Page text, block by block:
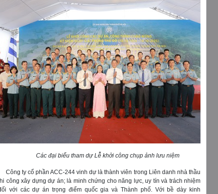
đại biểu tham dự Lễ khởi công chụp ảnh lưu niệm
ty cổ phần ACC-244 vinh dự là thành viên trong Liên danh nhà thầu
công xây dựng dự án; là minh chứng cho năng lực, uy tín và trách nhiệm
với các dự án trọng điểm quốc gia và Thành phố. Với bề dày kinh